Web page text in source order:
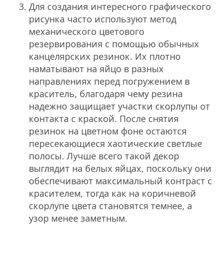
Для создания интересного графического
рисунка часто используют метод
механического цветового
резервирования с помощью обычных
канцелярских резинок. Их плотно
наматывают на яйцо в разных
направлениях перед погружением в
краситель, благодаря чему резина
надежно защищает участки скорлупы от
контакта с краской. После снятия
резинок на цветном фоне остаются
пересекающиеся хаотические светлые
полосы. Лучше всего такой декор
выглядит на белых яйцах, поскольку они
обеспечивают максимальный контраст с
красителем, тогда как на коричневой
скорлупе цвета становятся темнее, а
узор менее заметным.